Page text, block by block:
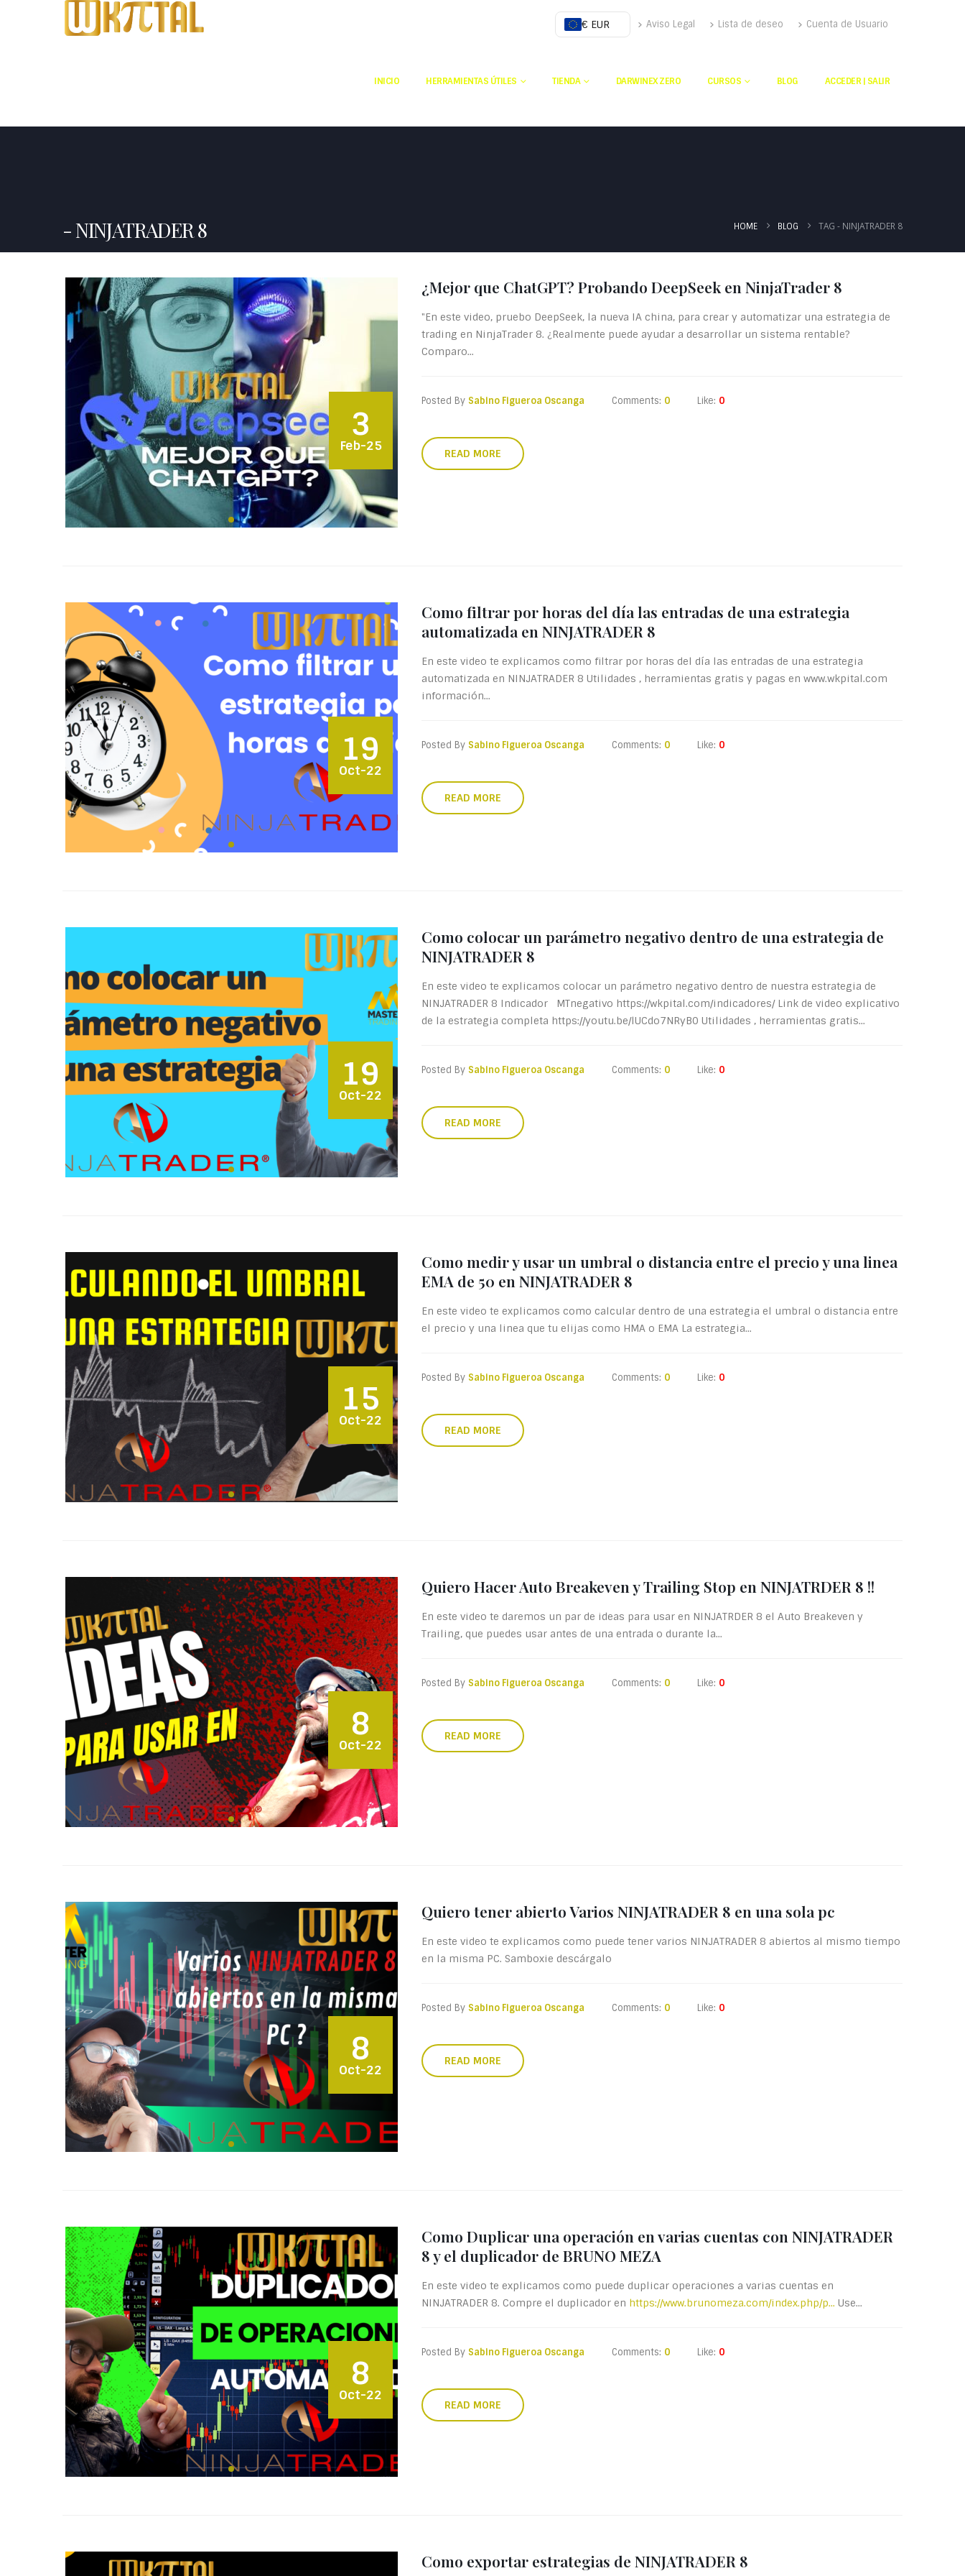
€ EUR Aviso Legal Lista de deseo Cuenta de Usuario
INICIO HERRAMIENTAS ÚTILES TIENDA DARWINEX ZERO CURSOS BLOG ACCEDER | SALIR
NINJATRADER 8 HOME BLOG TAG - NINJATRADER 8
3
Feb-25
¿Mejor que ChatGPT? Probando DeepSeek en NinjaTrader 8
"En este video, pruebo DeepSeek, la nueva IA china, para crear y automatizar una estrategia de
trading en NinjaTrader 8. ¿Realmente puede ayudar a desarrollar un sistema rentable?
Comparo...
Posted By Sabino Figueroa Oscanga Comments: 0 Like: 0
READ MORE
19
Oct-22
Como filtrar por horas del día las entradas de una estrategia
automatizada en NINJATRADER 8
En este video te explicamos como filtrar por horas del día las entradas de una estrategia
automatizada en NINJATRADER 8 Utilidades , herramientas gratis y pagas en www.wkpital.com
información...
Posted By Sabino Figueroa Oscanga Comments: 0 Like: 0
READ MORE
19
Oct-22
Como colocar un parámetro negativo dentro de una estrategia de
NINJATRADER 8
En este video te explicamos colocar un parámetro negativo dentro de nuestra estrategia de
NINJATRADER 8 Indicador MTnegativo https://wkpital.com/indicadores/ Link de video explicativo
de la estrategia completa https://youtu.be/lUCdo7NRyB0 Utilidades , herramientas gratis...
Posted By Sabino Figueroa Oscanga Comments: 0 Like: 0
READ MORE
15
Oct-22
Como medir y usar un umbral o distancia entre el precio y una linea
EMA de 50 en NINJATRADER 8
En este video te explicamos como calcular dentro de una estrategia el umbral o distancia entre
el precio y una linea que tu elijas como HMA o EMA La estrategia...
Posted By Sabino Figueroa Oscanga Comments: 0 Like: 0
READ MORE
8
Oct-22
Quiero Hacer Auto Breakeven y Trailing Stop en NINJATRDER 8 !!
En este video te daremos un par de ideas para usar en NINJATRDER 8 el Auto Breakeven y
Trailing, que puedes usar antes de una entrada o durante la...
Posted By Sabino Figueroa Oscanga Comments: 0 Like: 0
READ MORE
8
Oct-22
Quiero tener abierto Varios NINJATRADER 8 en una sola pc
En este video te explicamos como puede tener varios NINJATRADER 8 abiertos al mismo tiempo
en la misma PC. Samboxie descárgalo
Posted By Sabino Figueroa Oscanga Comments: 0 Like: 0
READ MORE
8
Oct-22
Como Duplicar una operación en varias cuentas con NINJATRADER
8 y el duplicador de BRUNO MEZA
En este video te explicamos como puede duplicar operaciones a varias cuentas en
NINJATRADER 8. Compre el duplicador en https://www.brunomeza.com/index.php/p... Use...
Posted By Sabino Figueroa Oscanga Comments: 0 Like: 0
READ MORE
Como exportar estrategias de NINJATRADER 8